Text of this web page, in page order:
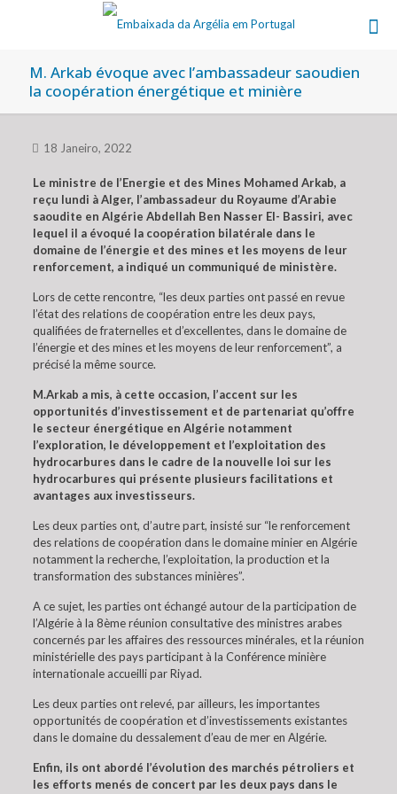
M. Arkab évoque avec l’ambassadeur saoudien
la coopération énergétique et minière
18 Janeiro, 2022
Le ministre de l’Energie et des Mines Mohamed Arkab, a
reçu lundi à Alger, l’ambassadeur du Royaume d’Arabie
saoudite en Algérie Abdellah Ben Nasser El- Bassiri, avec
lequel il a évoqué la coopération bilatérale dans le
domaine de l’énergie et des mines et les moyens de leur
renforcement, a indiqué un communiqué de ministère.
Lors de cette rencontre, “les deux parties ont passé en revue
l’état des relations de coopération entre les deux pays,
qualifiées de fraternelles et d’excellentes, dans le domaine de
l’énergie et des mines et les moyens de leur renforcement”, a
précisé la même source.
M.Arkab a mis, à cette occasion, l’accent sur les
opportunités d’investissement et de partenariat qu’offre
le secteur énergétique en Algérie notamment
l’exploration, le développement et l’exploitation des
hydrocarbures dans le cadre de la nouvelle loi sur les
hydrocarbures qui présente plusieurs facilitations et
avantages aux investisseurs.
Les deux parties ont, d’autre part, insisté sur “le renforcement
des relations de coopération dans le domaine minier en Algérie
notamment la recherche, l’exploitation, la production et la
transformation des substances minières”.
A ce sujet, les parties ont échangé autour de la participation de
l’Algérie à la 8ème réunion consultative des ministres arabes
concernés par les affaires des ressources minérales, et la réunion
ministérielle des pays participant à la Conférence minière
internationale accueilli par Riyad.
Les deux parties ont relevé, par ailleurs, les importantes
opportunités de coopération et d’investissements existantes
dans le domaine du dessalement d’eau de mer en Algérie.
Enfin, ils ont abordé l’évolution des marchés pétroliers et
les efforts menés de concert par les deux pays dans le